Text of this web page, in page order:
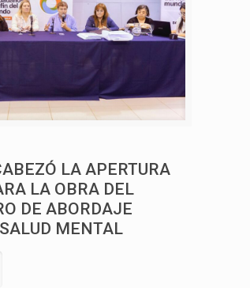
LA APERTURA
LA OBRA DEL
DE ABORDAJE
MENTAL